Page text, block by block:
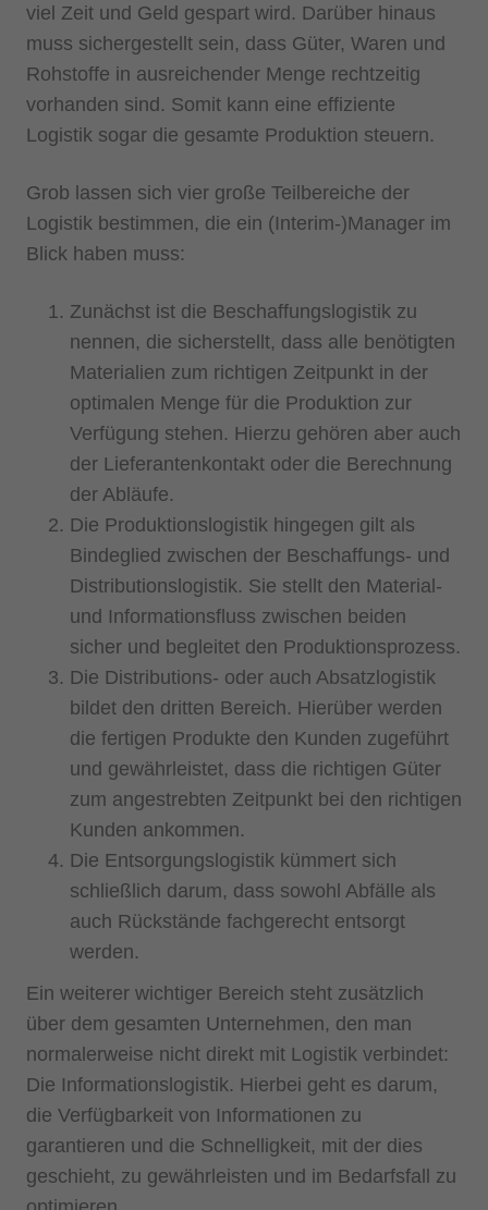
viel Zeit und Geld gespart wird. Darüber hinaus
muss sichergestellt sein, dass Güter, Waren und
Rohstoffe in ausreichender Menge rechtzeitig
vorhanden sind. Somit kann eine effiziente
Logistik sogar die gesamte Produktion steuern.
Grob lassen sich vier große Teilbereiche der
Logistik bestimmen, die ein (Interim-)Manager im
Blick haben muss:
Zunächst ist die Beschaffungslogistik zu
nennen, die sicherstellt, dass alle benötigten
Materialien zum richtigen Zeitpunkt in der
optimalen Menge für die Produktion zur
Verfügung stehen. Hierzu gehören aber auch
der Lieferantenkontakt oder die Berechnung
der Abläufe.
Die Produktionslogistik hingegen gilt als
Bindeglied zwischen der Beschaffungs- und
Distributionslogistik. Sie stellt den Material-
und Informationsfluss zwischen beiden
sicher und begleitet den Produktionsprozess.
Die Distributions- oder auch Absatzlogistik
bildet den dritten Bereich. Hierüber werden
die fertigen Produkte den Kunden zugeführt
und gewährleistet, dass die richtigen Güter
zum angestrebten Zeitpunkt bei den richtigen
Kunden ankommen.
Die Entsorgungslogistik kümmert sich
schließlich darum, dass sowohl Abfälle als
auch Rückstände fachgerecht entsorgt
werden.
Ein weiterer wichtiger Bereich steht zusätzlich
über dem gesamten Unternehmen, den man
normalerweise nicht direkt mit Logistik verbindet:
Die Informationslogistik. Hierbei geht es darum,
die Verfügbarkeit von Informationen zu
garantieren und die Schnelligkeit, mit der dies
geschieht, zu gewährleisten und im Bedarfsfall zu